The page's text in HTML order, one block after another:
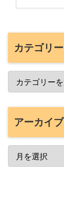
カテゴリー
アーカイブ